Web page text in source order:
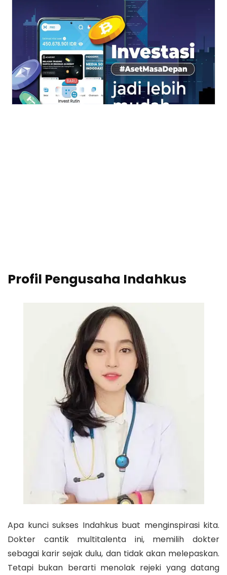
Profil Pengusaha Indahkus
Apa kunci sukses Indahkus buat menginspirasi kita.
Dokter cantik multitalenta ini, memilih dokter
sebagai karir sejak dulu, dan tidak akan melepaskan.
Tetapi bukan berarti menolak rejeki yang datang